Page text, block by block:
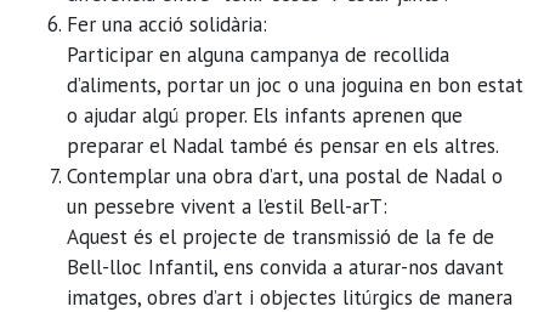
Fer una acció solidària:
Participar en alguna campanya de recollida
d’aliments, portar un joc o una joguina en bon estat
o ajudar algú proper. Els infants aprenen que
preparar el Nadal també és pensar en els altres.
Contemplar una obra d’art, una postal de Nadal o
un pessebre vivent a l’estil Bell-arT:
Aquest és el projecte de transmissió de la fe de
Bell-lloc Infantil, ens convida a aturar-nos davant
imatges, obres d’art i objectes litúrgics de manera